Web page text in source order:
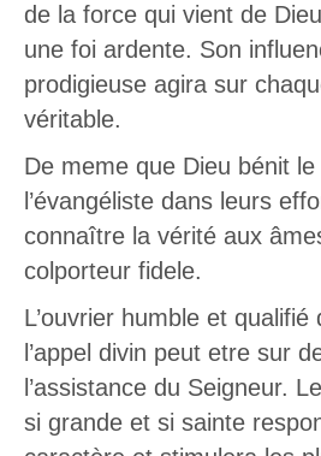
de la force qui vient de
une foi ardente. Son
prodigieuse agira sur
véritable.
De meme que Dieu bénit
l’évangéliste dans leurs
connaître la vérité aux
colporteur fidele.
L’ouvrier humble et qualifié
l’appel divin peut etre sur
l’assistance du Seigneur.
si grande et si sainte